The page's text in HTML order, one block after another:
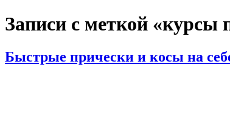
Записи с меткой «курсы
Быстрые прически и косы на